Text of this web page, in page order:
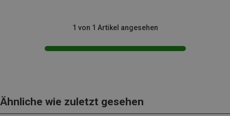
1 von 1 Artikel angesehen
Ähnliche wie zuletzt gesehen